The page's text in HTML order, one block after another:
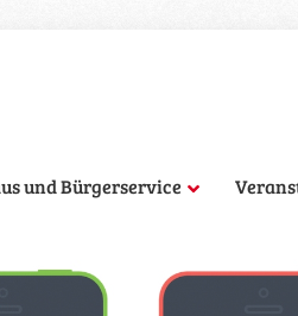
und Bürgerservice